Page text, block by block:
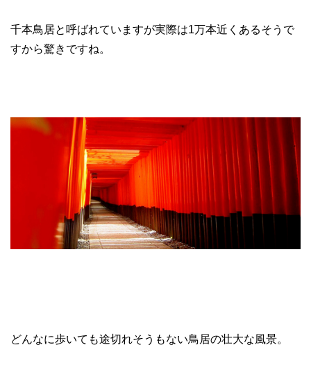
千本鳥居と呼ばれていますが実際は1万本近くあるそうで
すから驚きですね。
どんなに歩いても途切れそうもない鳥居の壮大な風景。